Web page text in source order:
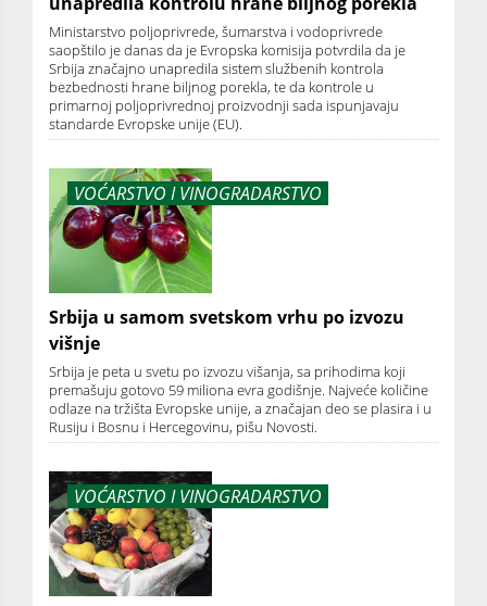
Ministarstvo poljoprivrede, šumarstva i vodoprivrede
saopštilo je danas da je Evropska komisija potvrdila da je
Srbija značajno unapredila sistem službenih kontrola
bezbednosti hrane biljnog porekla, te da kontrole u
primarnoj poljoprivrednoj proizvodnji sada ispunjavaju
standarde Evropske unije (EU).
VOĆARSTVO I VINOGRADARSTVO
Srbija u samom svetskom vrhu po izvozu
višnje
Srbija je peta u svetu po izvozu višanja, sa prihodima koji
premašuju gotovo 59 miliona evra godišnje. Najveće količine
odlaze na tržišta Evropske unije, a značajan deo se plasira i u
Rusiju i Bosnu i Hercegovinu, pišu Novosti.
VOĆARSTVO I VINOGRADARSTVO